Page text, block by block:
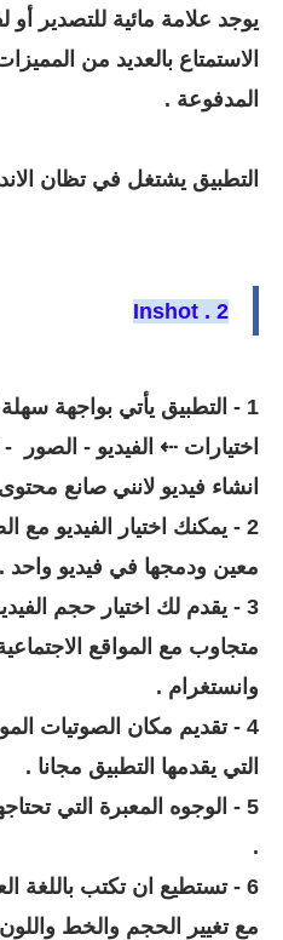
يوجد علامة مائية للتصدير أو
الاستمتاع بالعديد من
المدفوعة .
التطبيق يشتغل في تظان
2 .
Inshot
1 - التطبيق يأتي بواجهة
اختيارات ⇠ الفيديو -
انشاء فيديو لانني صانع
2 - يمكنك اختيار الفيديو
معين ودمجها في فيديو واحد .
3 - يقدم لك اختيار حجم
متجاوب مع المواقع
وانستغرام .
4 - تقديم مكان الصوتيات
التي يقدمها التطبيق مجانا .
5 - الوجوه المعبرة التي
.
6 - تستطيع ان تكتب باللغة
مع تغيير الحجم والخط